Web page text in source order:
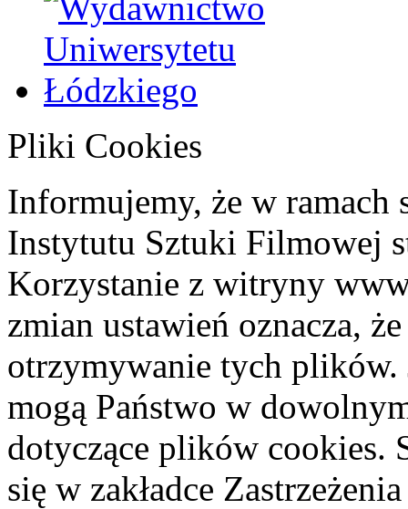
Pliki Cookies
Informujemy, że w ramach
Instytutu Sztuki Filmowej
Korzystanie z witryny
zmian ustawień oznacza,
otrzymywanie tych plików.
mogą Państwo w
dotyczące plików cookies.
się w zakładce